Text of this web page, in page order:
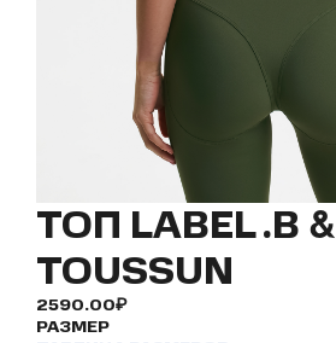
ТОП LABEL .B &
TOUSSUN
2590.00₽
РАЗМЕР